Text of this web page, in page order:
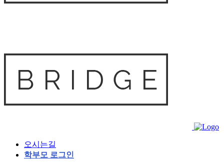
오시는길
학부모 로그인